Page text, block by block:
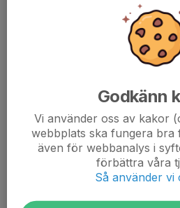
Godkänn
Vi använder oss av kakor
webbplats ska fungera bra
även för webbanalys i
förbättra våra
Så använder vi